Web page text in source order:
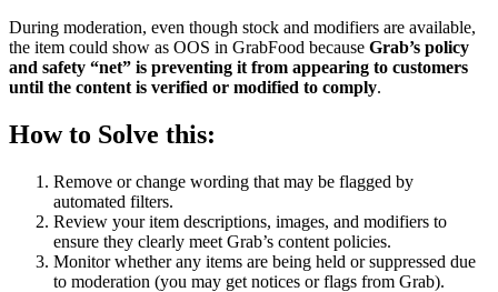
During moderation, even though stock and modifiers are available,
the item could show as OOS in GrabFood because Grab’s policy
and safety “net” is preventing it from appearing to customers
until the content is verified or modified to comply.
How to Solve this:
Remove or change wording that may be flagged by
automated filters.
Review your item descriptions, images, and modifiers to
ensure they clearly meet Grab’s content policies.
Monitor whether any items are being held or suppressed due
to moderation (you may get notices or flags from Grab).